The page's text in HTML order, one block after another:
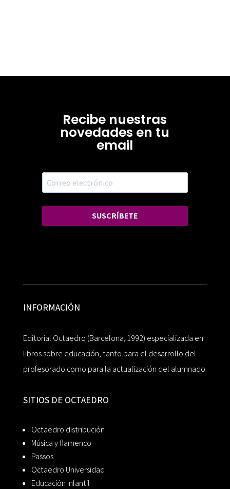
Recibe nuestras
novedades en tu
email
SUSCRÍBETE
INFORMACIÓN
Editorial Octaedro (Barcelona, 1992) especializada en
libros sobre educación, tanto para el desarrollo del
profesorado como para la actualización del alumnado.
SITIOS DE OCTAEDRO
Octaedro distribución
Música y flamenco
Passos
Octaedro Universidad
Educación Infantil